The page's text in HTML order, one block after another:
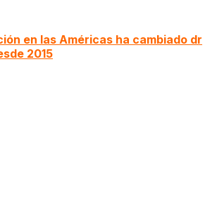
en las Américas ha cambiado dr
2015